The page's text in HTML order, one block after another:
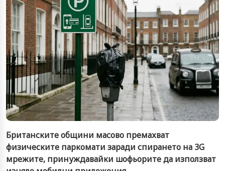
Британските общини масово премахват
физическите паркомати заради спирането на 3G
мрежите, принуждавайки шофьорите да използват